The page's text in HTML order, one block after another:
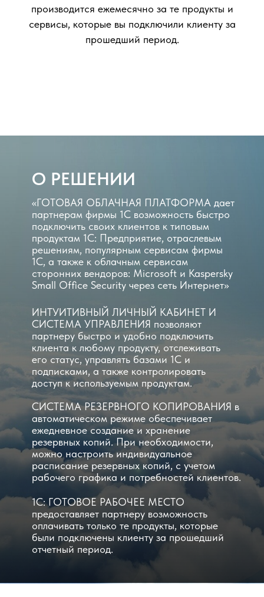
производится ежемесячно за те продукты и
сервисы, которые вы подключили клиенту за
прошедший период.
О РЕШЕНИИ
«ГОТОВАЯ ОБЛАЧНАЯ ПЛАТФОРМА дает
партнерам фирмы 1С возможность быстро
подключить своих клиентов к типовым
продуктам 1С: Предприятие, отраслевым
решениям, популярным сервисам фирмы
1С, а также к облачным сервисам
сторонних вендоров: Microsoft и Kaspersky
Small Office Security через сеть Интернет»
ИНТУИТИВНЫЙ ЛИЧНЫЙ КАБИНЕТ И
СИСТЕМА УПРАВЛЕНИЯ позволяют
партнеру быстро и удобно подключить
клиента к любому продукту, отслеживать
его статус, управлять базами 1С и
подписками, а также контролировать
доступ к используемым продуктам.
СИСТЕМА РЕЗЕРВНОГО КОПИРОВАНИЯ в
автоматическом режиме обеспечивает
ежедневное создание и хранение
резервных копий. При необходимости,
можно настроить индивидуальное
расписание резервных копий, с учетом
рабочего графика и потребностей клиентов.
1С: ГОТОВОЕ РАБОЧЕЕ МЕСТО
предоставляет партнеру возможность
оплачивать только те продукты, которые
были подключены клиенту за прошедший
отчетный период.